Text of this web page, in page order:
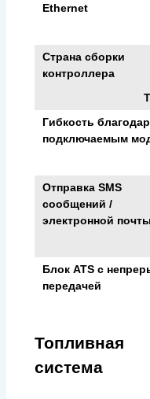
Ethernet
Страна сборки
контроллера
Гибкость
подключаемым
Отправка SMS
сообщений /
электронной почты
Блок ATS с
передачей
Топливная
система